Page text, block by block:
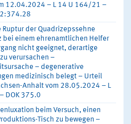
12.04.2024 – L 14 U 164/21 –
Ruptur der Quadrizepssehne
bei einem ehrenamtlichen Helfer
nicht geeignet, derartige
verursachen –
– degenerative
medizinisch belegt – Urteil
Anhalt vom 28.05.2024 – L
DOK 375.0
beim Versuch, einen
Tisch zu bewegen –